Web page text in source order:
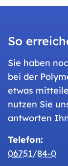
So
Sie haben
bei der
etwas
nutzen Sie
antworten
Telefon:
06751/84-0